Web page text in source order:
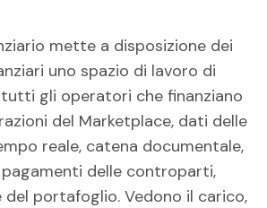
mette a disposizione dei
uno spazio di lavoro di
gli operatori che finanziano
del Marketplace, dati delle
reale, catena documentale,
delle controparti,
portafoglio. Vedono il carico,